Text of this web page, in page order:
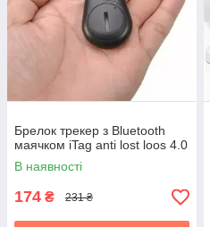
Брелок трекер з Bluetooth
маячком iTag anti lost loos 4.0
В наявності
174 ₴ 231 ₴